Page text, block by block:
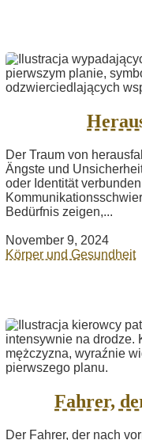
Der Traum von
Ängste und
oder Identität
Bedürfnis zeigen,...
November 9, 2024
Körper und Gesundheit
Fahrer,
Der Fahrer, der nach